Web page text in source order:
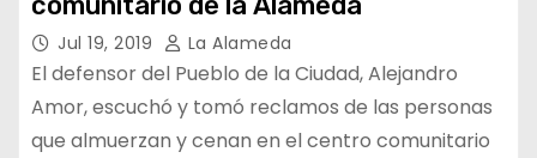
Jul 19, 2019 La Alameda
El defensor del Pueblo de la Ciudad, Alejandro
Amor, escuchó y tomó reclamos de las personas
que almuerzan y cenan en el centro comunitario